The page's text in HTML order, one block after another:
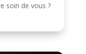
soin de vous ?